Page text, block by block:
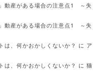
動産がある場合の注意点1 ～失
動産がある場合の注意点1 ～失
は、何かおかしくないか？ に ア
は、何かおかしくないか？ に 猫